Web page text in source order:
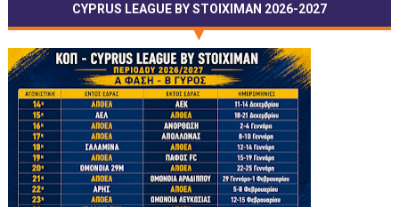
CYPRUS LEAGUE BY STOIXIMAN 2026-2027